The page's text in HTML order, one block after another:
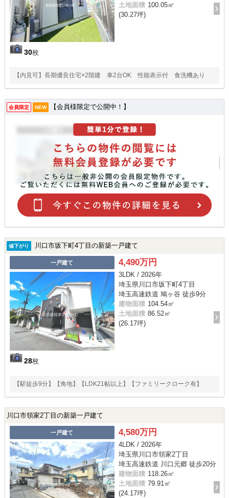
30枚
土地面積 100.05㎡
(30.27坪)
【内見可】長期優良住宅×2階建 車2台OK 性能表示付 食洗機あり
会員限定 NEW 【会員様限定で公開中！】
値下がり 川口市坂下町4丁目の新築一戸建て
一戸建て
28枚
4,490万円
3LDK / 2026年
埼玉県川口市坂下町4丁目
埼玉高速鉄道 鳩ヶ谷 徒歩9分
建物面積 104.54㎡
土地面積 86.52㎡
(26.17坪)
【駅徒歩9分】【角地】【LDK21帖以上】【ファミリークローク有】
川口市領家2丁目の新築一戸建て
一戸建て 4,580万円
4LDK / 2026年
埼玉県川口市領家2丁目
埼玉高速鉄道 川口元郷 徒歩20分
建物面積 118.26㎡
土地面積 79.91㎡
(24.17坪)